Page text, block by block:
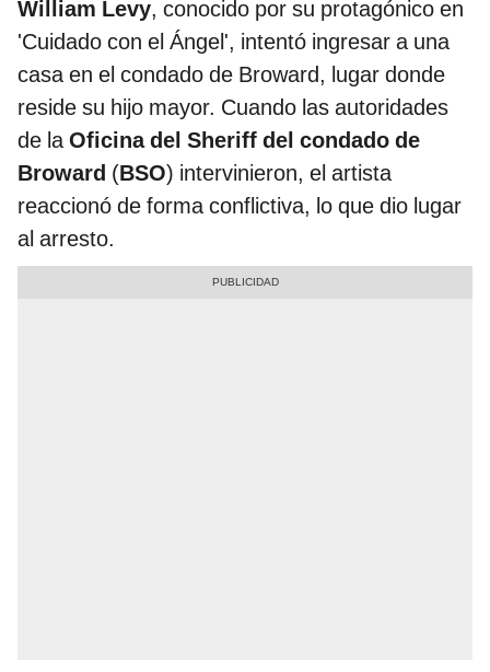
William Levy, conocido por su protagónico en
'Cuidado con el Ángel', intentó ingresar a una
casa en el condado de Broward, lugar donde
reside su hijo mayor. Cuando las autoridades
de laOficina del Sheriff del condado de
Broward (BSO) intervinieron, el artista
reaccionó de forma conflictiva, lo que dio lugar
al arresto.